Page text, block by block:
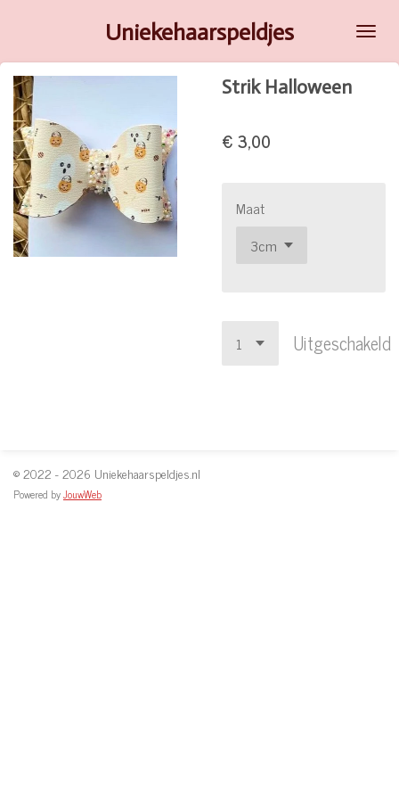
naar
de
hoofdinhoud
Uniekehaarspeldjes
Strik Halloween
€ 3,00
Maat
Uitgeschakeld
© 2022 - 2026 Uniekehaarspeldjes.nl
Powered byJouwWeb